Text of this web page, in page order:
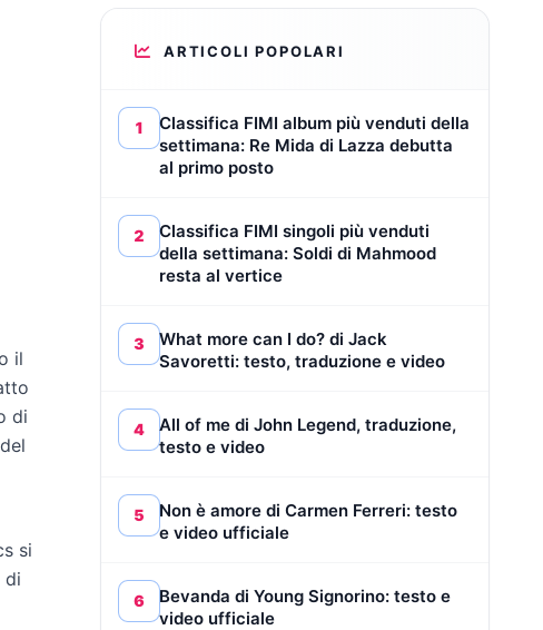
il
di
si
di
ARTICOLI POPOLARI
1
Classifica FIMI album più venduti della
settimana: Re Mida di Lazza debutta
al primo posto
2
Classifica FIMI singoli più venduti
della settimana: Soldi di Mahmood
resta al vertice
3
What more can I do? di Jack
Savoretti: testo, traduzione e video
4
All of me di John Legend, traduzione,
testo e video
5
Non è amore di Carmen Ferreri: testo
e video ufficiale
6
Bevanda di Young Signorino: testo e
video ufficiale